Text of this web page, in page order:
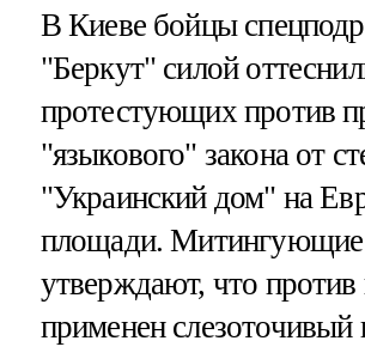
В Киеве бойцы
"Беркут" силой
протестующих против
"языкового" закона от
"Украинский дом" на
площади. Митингующие
утверждают, что
применен слезоточивый